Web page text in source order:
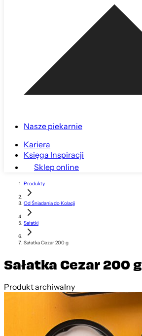
Nasze piekarnie
Kariera
Księga Inspiracji
Sklep online
Produkty
Od Śniadania do Kolacji
Sałatki
Sałatka Cezar 200 g
Sałatka Cezar 200 g
Produkt archiwalny